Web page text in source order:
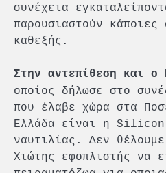
συνέχεια
παρουσιαστούν
καθεξής.
Στην αντεπίθεση και ο
οποίος δήλωσε στο
που έλαβε χώρα στα
Ελλάδα είναι η
ναυτιλίας. Δεν
Χιώτης εφοπλιστής να